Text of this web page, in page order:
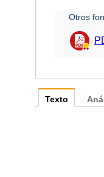
Otros
Texto